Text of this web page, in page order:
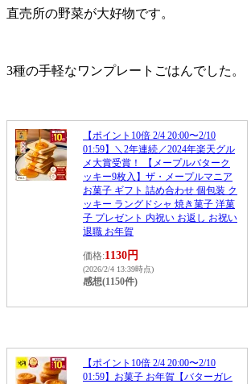
直売所の野菜が大好物です。
3種の手軽なワンプレートごはんでした。
【ポイント10倍 2/4 20:00〜2/10
01:59】＼2年連続／2024年楽天グル
メ大賞受賞！ 【メープルバターク
ッキー9枚入】ザ・メープルマニア
お菓子 ギフト 詰め合わせ 個包装 ク
ッキー ラングドシャ 焼き菓子 洋菓
子 プレゼント 内祝い お返し お祝い
退職 お年賀
価格:1130円
(2026/2/4 13:39時点)
感想(1150件)
【ポイント10倍 2/4 20:00〜2/10
01:59】お菓子 お年賀【バターガレ